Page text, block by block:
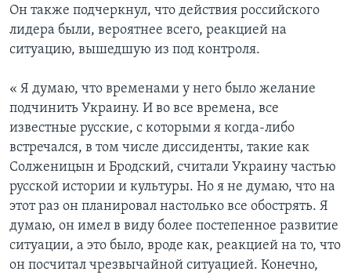
Он также подчеркнул, что действия российского
лидера были, вероятнее всего, реакцией на
ситуацию, вышедшую из под контроля.
« Я думаю, что временами у него было желание
подчинить Украину. И во все времена, все
известные русские, с которыми я когда-либо
встречался, в том числе диссиденты, такие как
Солженицын и Бродский, считали Украину частью
русской истории и культуры. Но я не думаю, что на
этот раз он планировал настолько все обострять. Я
думаю, он имел в виду более постепенное развитие
ситуации, а это было, вроде как, реакцией на то, что
он посчитал чрезвычайной ситуацией. Конечно,